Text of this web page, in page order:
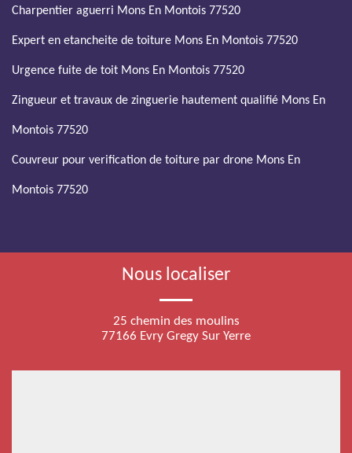
Charpentier aguerri Mons En Montois 77520
Expert en etancheite de toiture Mons En Montois 77520
Urgence fuite de toit Mons En Montois 77520
Zingueur et travaux de zinguerie hautement qualifié Mons En
Montois 77520
Couvreur pour verification de toiture par drone Mons En
Montois 77520
Nous localiser
25 chemin des moulins
77166 Evry Gregy Sur Yerre